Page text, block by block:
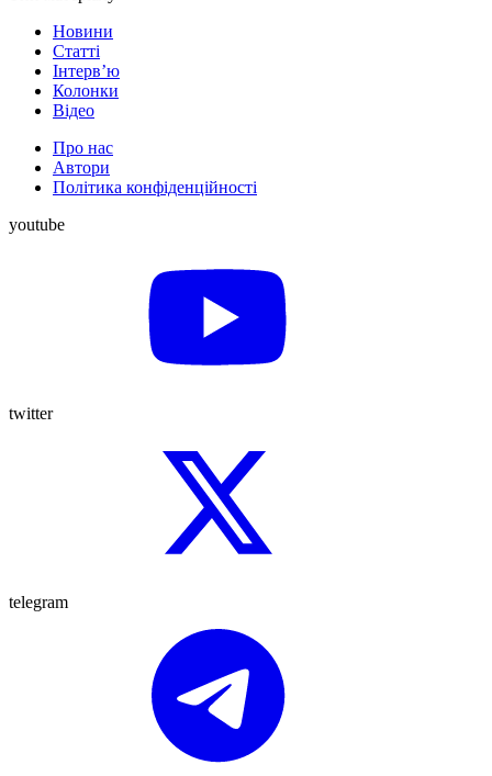
Новини
Статті
Інтерв’ю
Колонки
Відео
Про нас
Автори
Політика конфіденційності
youtube
twitter
telegram